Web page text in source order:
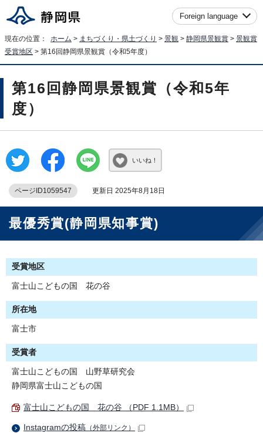
Foreign language
現在の位置： ホーム > まちづくり・県土づくり > 景観 > 静岡県景観賞 > 景観賞
受賞地区 > 第16回静岡県景観賞（令和5年度）
第16回静岡県景観賞（令和5年
度）
いいね！
ページID1059547 更新日 2025年8月18日
最優秀賞(静岡県知事賞)
受賞地区
富士山こどもの国 花の谷
所在地
富士市
受賞者
富士山こどもの国 山野草研究会
静岡県富士山こどもの国
富士山こどもの国 花の谷 （PDF 1.1MB）
Instagramの投稿 （外部リンク）